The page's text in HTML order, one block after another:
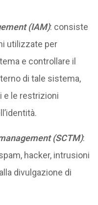
(IAM): consiste
utilizzate per
e controllare il
di tale sistema,
e le restrizioni
(SCTM):
hacker, intrusioni
divulgazione di